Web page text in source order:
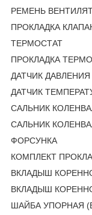
РЕМЕНЬ
ПРОКЛАДКА
ТЕРМОСТАТ
ПРОКЛАДКА
ДАТЧИК
ДАТЧИК
САЛЬНИК
САЛЬНИК
ФОРСУНКА
КОМПЛЕКТ
ВКЛАДЫШ
ВКЛАДЫШ
ШАЙБА УПОРНАЯ